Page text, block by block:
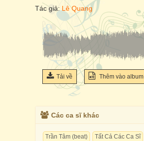
Tác giả: Lê Quang
Tải về Thêm vào album
Các ca sĩ khác
Trần Tâm (beat) Tất Cả Các Ca Sĩ